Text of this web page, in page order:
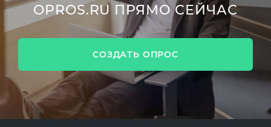
OPROS.RU ПРЯМО СЕЙЧАС
СОЗДАТЬ ОПРОС